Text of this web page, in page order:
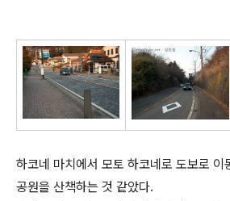
하코네 마치에서 모토 하코네로 도보로 이
공원을 산책하는 것 같았다.